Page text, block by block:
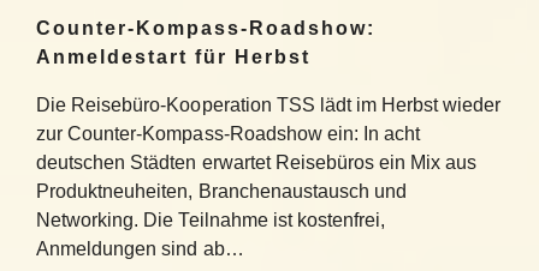
Counter-Kompass-Roadshow:
Anmeldestart für Herbst
Die Reisebüro-Kooperation TSS lädt im Herbst wieder
zur Counter-Kompass-Roadshow ein: In acht
deutschen Städten erwartet Reisebüros ein Mix aus
Produktneuheiten, Branchenaustausch und
Networking. Die Teilnahme ist kostenfrei,
Anmeldungen sind ab…